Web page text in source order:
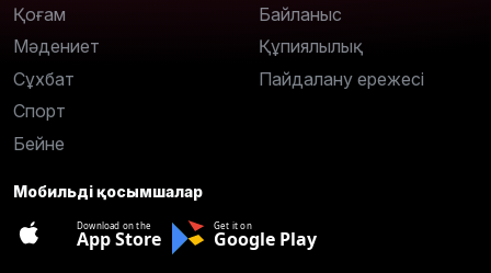
Қоғам
Мәдениет
Сұхбат
Спорт
Бейне
Байланыс
Құпиялылық
Пайдалану ережесі
Мобильді қосымшалар
Download on the
App Store
Get it on
Google Play